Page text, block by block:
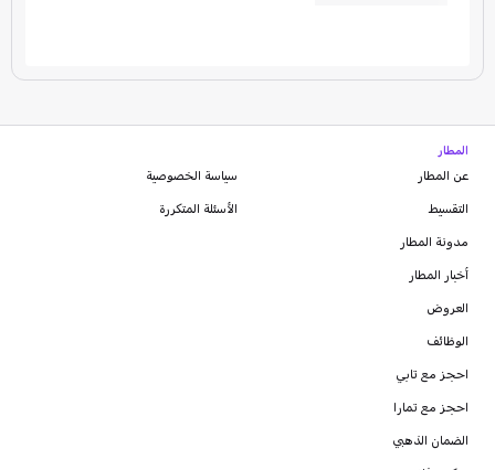
المطار
عن المطار
التقسيط
مدونة المطار
أخبار المطار
العروض
الوظائف
احجز مع تابي
احجز مع تمارا
الضمان الذهبي
سياسة الخصوصية
الأسئلة المتكررة